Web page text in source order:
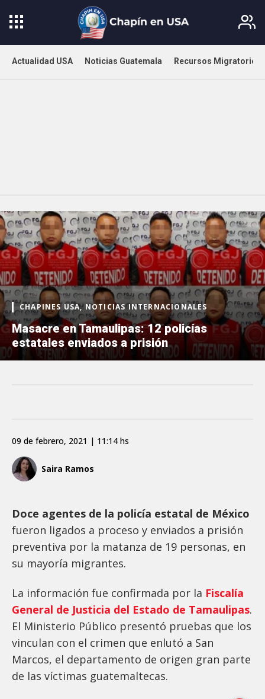
Actualidad USA Noticias Guatemala Recursos Migratorios
CHAPINES USA, NOTICIAS INTERNACIONALES
Masacre en Tamaulipas: 12 policías
estatales enviados a prisión
Saira Ramos
09 de febrero, 2021 | 11:14 hs
Doce agentes de la policía estatal de México
fueron ligados a proceso y enviados a prisión
preventiva por la matanza de 19 personas, en
su mayoría migrantes.
La información fue confirmada por la Fiscalía
General de Justicia del Estado de Tamaulipas.
El Ministerio Público presentó pruebas que los
vinculan con el crimen que enlutó a San
Marcos, el departamento de origen gran parte
de las víctimas guatemaltecas.